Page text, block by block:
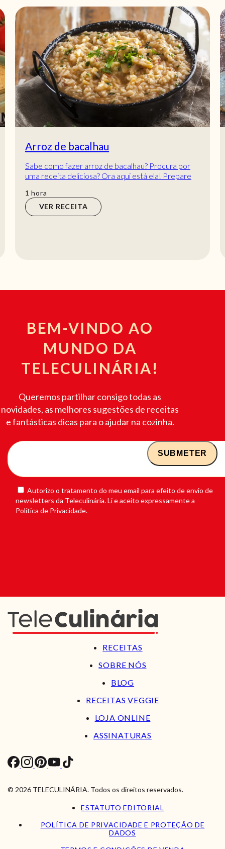
Arroz de bacalhau
Sabe como fazer arroz de bacalhau? Procura por
uma receita deliciosa? Ora aqui está ela! Prepare
1 hora
hora
VER RECEITA
BEM-VINDO AO
MUNDO DA
TELECULINÁRIA!
Queremos partilhar consigo todas as
novidades, as melhores sugestões de receitas
e fantásticas dicas para o ajudar na cozinha.
Autorizo o tratamento do meu email para efeito de envio de
newsletters da Teleculinária. Li e aceito expressamente a
Política de Privacidade.
RECEITAS
SOBRE NÓS
BLOG
RECEITAS VEGGIE
LOJA ONLINE
ASSINATURAS
© 2026 TELECULINÁRIA. Todos os direitos reservados.
ESTATUTO EDITORIAL
POLÍTICA DE PRIVACIDADE E PROTEÇÃO DE
DADOS